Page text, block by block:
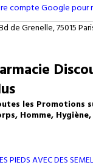
compte Google pour
de Grenelle, 75015
les Promotions
Homme,
PIEDS AVEC DES